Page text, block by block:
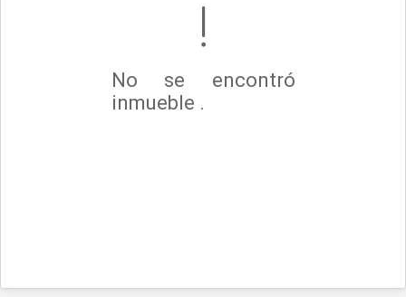
No se encontró
inmueble .